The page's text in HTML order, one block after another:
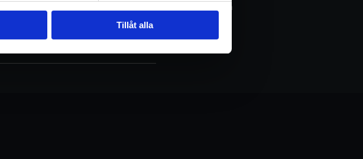
Tillåt alla
Innehåller två mycket sköna pass för ökad och